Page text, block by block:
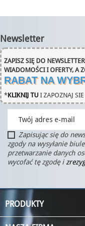
Newsletter
ZAPISZ SIĘ DO
WIADOMOŚCI I OFERTY, A
RABAT NA
*KLIKNIJ TU I ZAPOZNAJ
Zapisując się do
zgody na wysyłanie
przetwarzanie danych
wycofać tę zgodę i
PRODUKTY